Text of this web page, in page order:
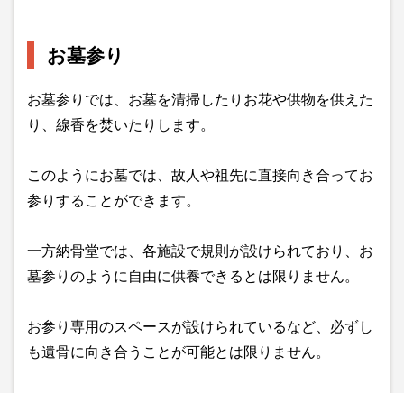
お墓参り
お墓参りでは、お墓を清掃したりお花や供物を供えた
り、線香を焚いたりします。
このようにお墓では、故人や祖先に直接向き合ってお
参りすることができます。
一方納骨堂では、各施設で規則が設けられており、お
墓参りのように自由に供養できるとは限りません。
お参り専用のスペースが設けられているなど、必ずし
も遺骨に向き合うことが可能とは限りません。